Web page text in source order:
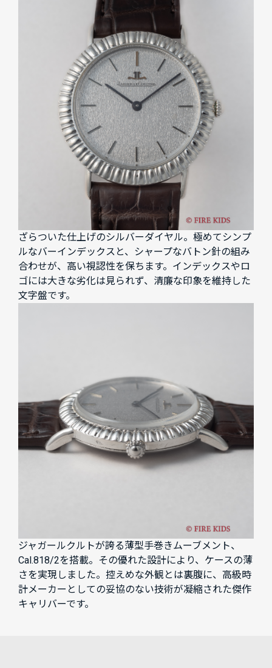
ざらついた仕上げのシルバーダイヤル。極めてシンプ
ルなバーインデックスと、シャープなバトン針の組み
合わせが、高い視認性を保ちます。インデックスやロ
ゴには大きな劣化は見られず、清廉な印象を維持した
文字盤です。
ジャガールクルトが誇る薄型手巻きムーブメント、
Cal.818/2を搭載。その優れた設計により、ケースの薄
さを実現しました。控えめな外観とは裏腹に、高級時
計メーカーとしての妥協のない技術が凝縮された傑作
キャリバーです。